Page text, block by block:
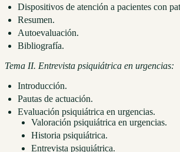
Dispositivos de atención a pacientes con
Resumen.
Autoevaluación.
Bibliografía.
Tema II. Entrevista psiquiátrica en urgencias:
Introducción.
Pautas de actuación.
Evaluación psiquiátrica en urgencias.
Valoración psiquiátrica en urgencias.
Historia psiquiátrica.
Entrevista psiquiátrica.